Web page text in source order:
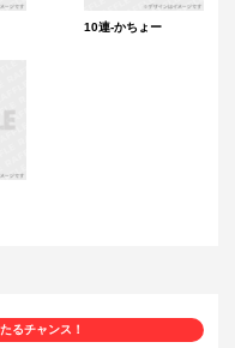
10連-かちょー
るチャンス！